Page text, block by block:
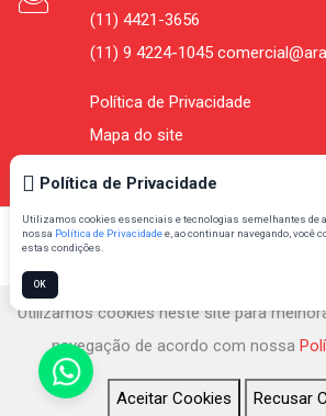
Utilizamos cookies neste site para
navegação de acordo com nossa
Aceitar Cookies Recusar
(11) 4421-3656
(11) 9 4224-1045
Política de Privacidade
Mapa do site
© 2026 Arasa® Embalagens - Marca
Política de Privacidade
Utilizamos cookies essenciais e tecnologias semelhantes de
nossa Política de Privacidadee, ao continuar navegando, você
estas condições.
OK